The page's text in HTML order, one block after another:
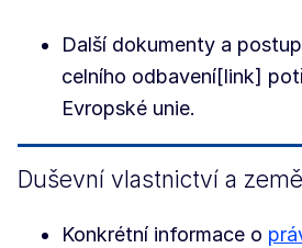
Další dokumenty a
celního odbavení[link]
Evropské unie.
Duševní vlastnictví a
Konkrétní informace o